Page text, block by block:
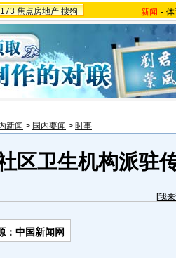
焦点房地产 搜狗 新闻 -
新闻 > 国内要闻 > 时事
区卫生机构派驻
[我
：中国新闻网